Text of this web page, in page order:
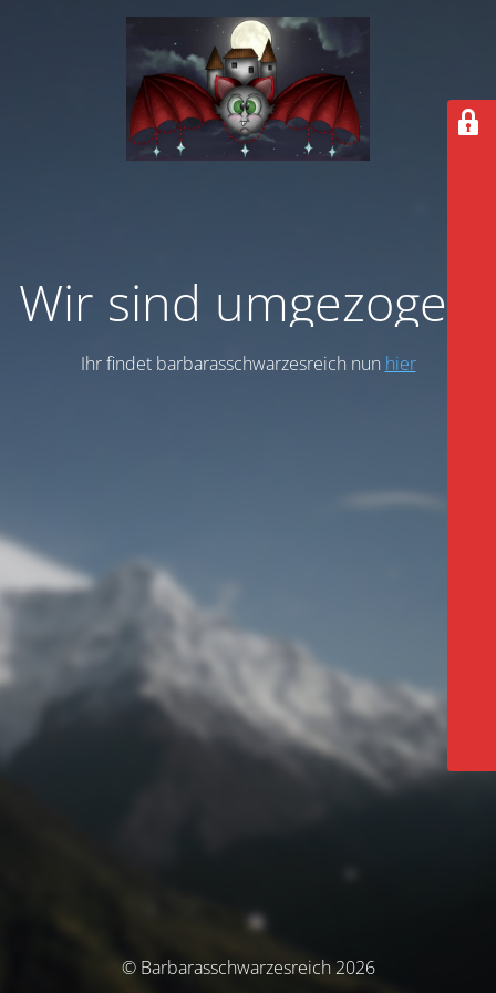
Wir sind umgezogen
Ihr findet barbarasschwarzesreich nun hier
© Barbarasschwarzesreich 2026